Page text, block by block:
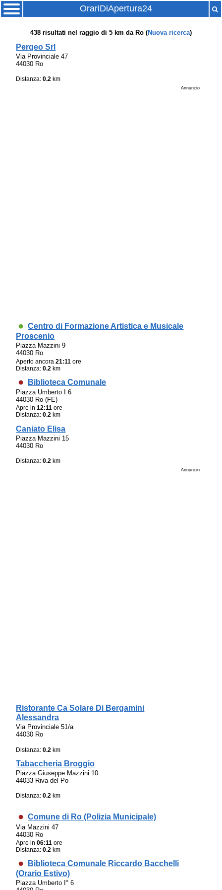
OrariDiApertura24
438 risultati nel raggio di 5 km da Ro (Nuova ricerca)
Pergeo Srl
Via Provinciale 47
44030 Ro
Distanza:0.2 km
Annuncio
Centro di Formazione Artistica e Musicale
Proscenio
Piazza Mazzini 9
44030 Ro
Aperto ancora21:11 ore
Distanza:0.2 km
Biblioteca Comunale
Piazza Umberto I 6
44030 Ro (FE)
Apre in12:11 ore
Distanza:0.2 km
Caniato Elisa
Piazza Mazzini 15
44030 Ro
Distanza:0.2 km
Annuncio
Ristorante Ca Solare Di Bergamini
Alessandra
Via Provinciale 51/a
44030 Ro
Distanza:0.2 km
Tabaccheria Broggio
Piazza Giuseppe Mazzini 10
44033 Riva del Po
Distanza:0.2 km
Comune di Ro (Polizia Municipale)
Via Mazzini 47
44030 Ro
Apre in06:11 ore
Distanza:0.2 km
Biblioteca Comunale Riccardo Bacchelli
(Orario Estivo)
Piazza Umberto I° 6